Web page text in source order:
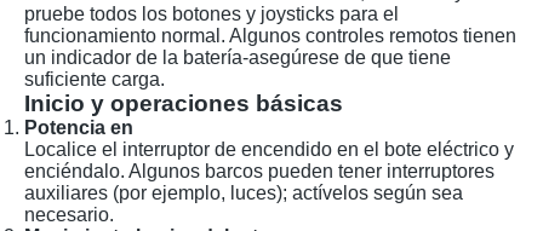
pruebe todos los botones y joysticks para el
funcionamiento normal. Algunos controles remotos tienen
un indicador de la batería-asegúrese de que tiene
suficiente carga.
Inicio y operaciones básicas
Potencia en
Localice el interruptor de encendido en el bote eléctrico y
enciéndalo. Algunos barcos pueden tener interruptores
auxiliares (por ejemplo, luces); actívelos según sea
necesario.